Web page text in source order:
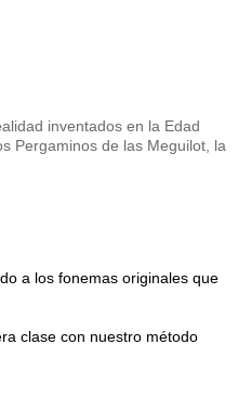
inventados en la Edad
Pergaminos de las Meguilot, la
a los fonemas originales que
clase con nuestro método